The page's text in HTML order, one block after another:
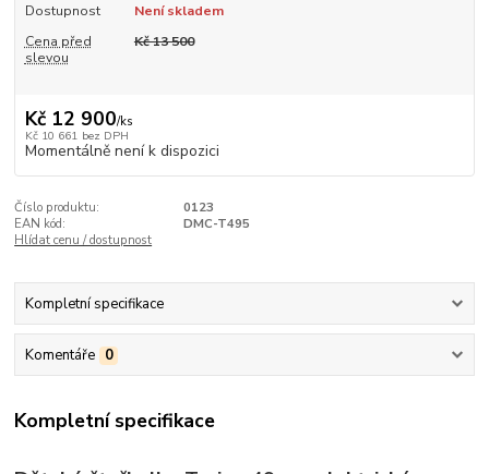
Dostupnost
Není skladem
Cena před
slevou
Kč 13 500
Kč 12 900/ks
Kč 10 661 bez DPH
Momentálně není k dispozici
Číslo produktu:
0123
EAN kód:
DMC-T495
Hlídat cenu / dostupnost
Kompletní specifikace
Komentáře 0
Kompletní specifikace